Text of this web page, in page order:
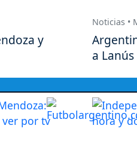
y
Noticias •
a